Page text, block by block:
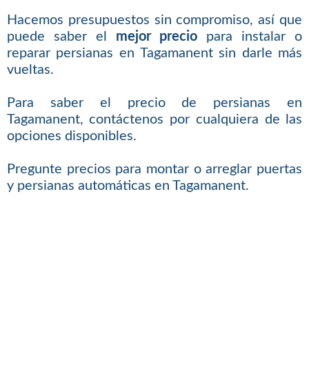
Hacemos presupuestos sin compromiso, así que
puede saber el mejor precio para instalar o
reparar persianas en Tagamanent sin darle más
vueltas.
Para saber el precio de persianas en
Tagamanent, contáctenos por cualquiera de las
opciones disponibles.
Pregunte precios para montar o arreglar puertas
y persianas automáticas en Tagamanent.